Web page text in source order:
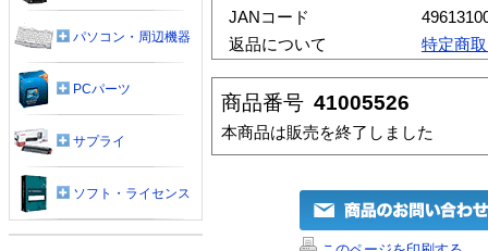
JANコード
返品について
特定商
商品番号 41005526
本商品は販売を終了しました
パソコン・周辺機器
PCパーツ
サプライ
ソフト・ライセンス